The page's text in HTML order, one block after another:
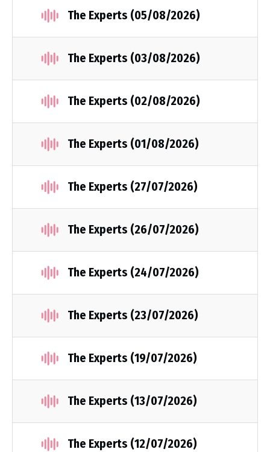
The Experts (05/08/2026)
The Experts (03/08/2026)
The Experts (02/08/2026)
The Experts (01/08/2026)
The Experts (27/07/2026)
The Experts (26/07/2026)
The Experts (24/07/2026)
The Experts (23/07/2026)
The Experts (19/07/2026)
The Experts (13/07/2026)
The Experts (12/07/2026)